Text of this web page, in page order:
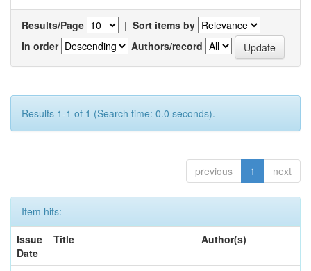
Results/Page | Sort items by
In order
Authors/record
Results 1-1 of 1 (Search time: 0.0 seconds).
previous 1 next
Item hits:
Issue
Date
Title Author(s)